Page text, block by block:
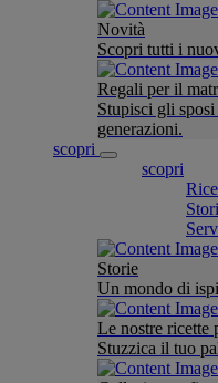
Novità
Scopri tutti i
Regali per il
Stupisci gli
generazioni.
scopri
scopri
Storie
Un mondo di
Le nostre ricette
Stuzzica il tuo